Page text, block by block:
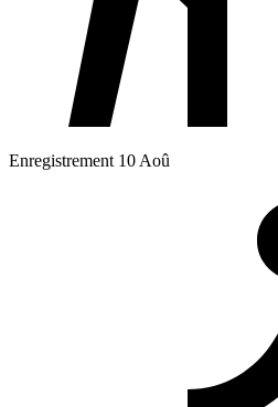
Enregistrement 10 Aoû